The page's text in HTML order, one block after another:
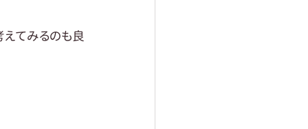
てみるのも良